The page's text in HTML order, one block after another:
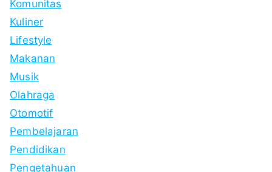
Komunitas
Kuliner
Lifestyle
Makanan
Musik
Olahraga
Otomotif
Pembelajaran
Pendidikan
Pengetahuan